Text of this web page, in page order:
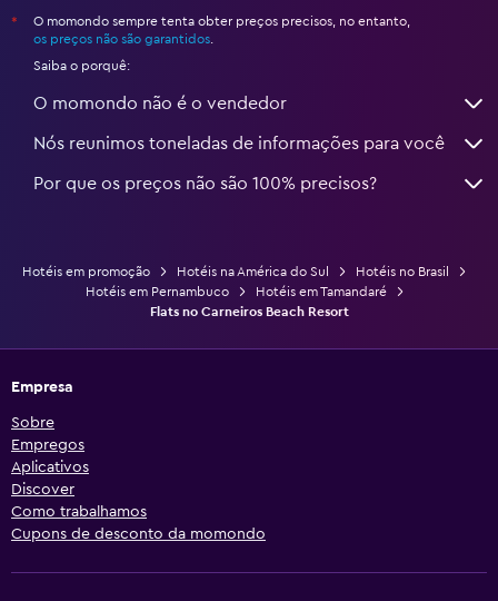
*
O momondo sempre tenta obter preços precisos, no entanto,
os preços não são garantidos
Saiba o porquê:
O momondo não é o vendedor
Nós reunimos toneladas de informações para você
Por que os preços não são 100% precisos?
Hotéis em promoção Hotéis na América do Sul
Hotéis no Brasil
Hotéis em Pernambuco
Hotéis em Tamandaré
Flats no Carneiros Beach Resort
Empresa
Sobre
Empregos
Aplicativos
Discover
Como trabalhamos
Cupons de desconto da momondo